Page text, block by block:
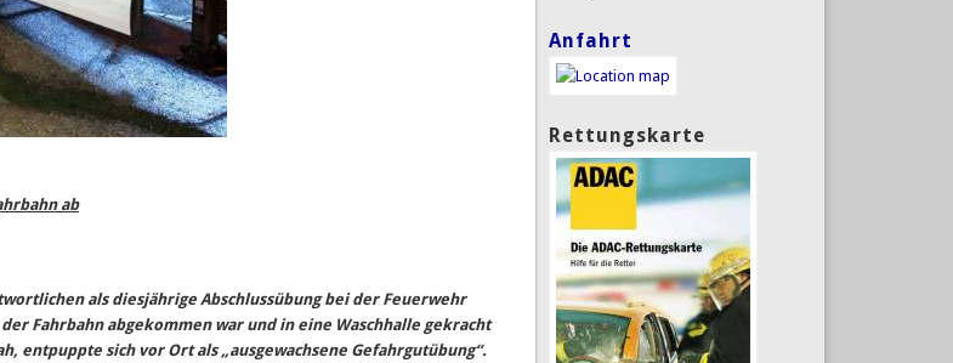
ab
als diesjährige Abschlussübung bei der Feuerwehr
Fahrbahn abgekommen war und in eine Waschhalle gekracht
entpuppte sich vor Ort als „ausgewachsene Gefahrgutübung“.
Anfahrt
Rettungskarte